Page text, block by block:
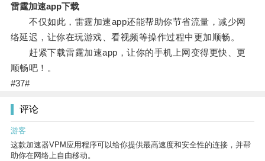
雷霆加速app下载
不仅如此，雷霆加速app还能帮助你节省流量，减少网
络延迟，让你在玩游戏、看视频等操作过程中更加顺畅。
赶紧下载雷霆加速app，让你的手机上网变得更快、更
顺畅吧！。
#37#
评论
游客
这款加速器VPM应用程序可以给你提供最高速度和安全性的连接，并帮
助你在网络上自由移动。